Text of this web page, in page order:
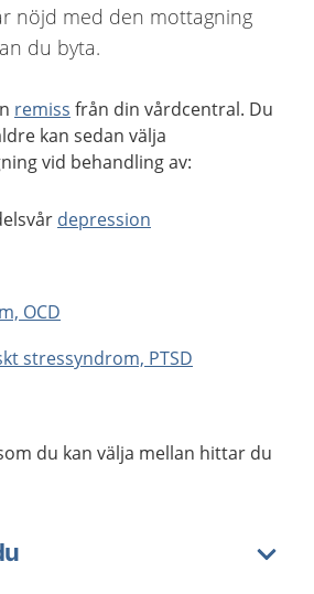
nöjd med den mottagning
du byta.
remiss från din vårdcentral. Du
kan sedan välja
vid behandling av:
depression
OCD
stressyndrom, PTSD
du kan välja mellan hittar du